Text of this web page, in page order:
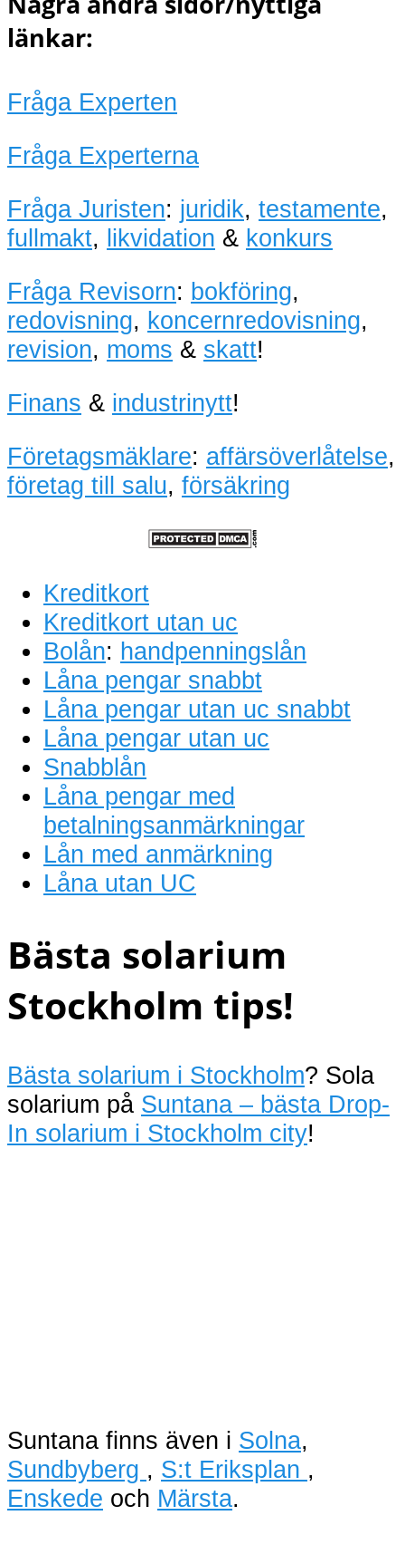
länkar:
Fråga Experten
Fråga Experterna
Fråga Juristen: juridik, testamente,
fullmakt, likvidation & konkurs
Fråga Revisorn: bokföring,
redovisning, koncernredovisning,
revision, moms & skatt!
Finans & industrinytt!
Företagsmäklare: affärsöverlåtelse,
företag till salu, försäkring
Kreditkort
Kreditkort utan uc
Bolån: handpenningslån
Låna pengar snabbt
Låna pengar utan uc snabbt
Låna pengar utan uc
Snabblån
Låna pengar med
betalningsanmärkningar
Lån med anmärkning
Låna utan UC
Bästa solarium
Stockholm tips!
Bästa solarium i Stockholm? Sola
solarium på Suntana – bästa Drop-
In solarium i Stockholm city!
Suntana finns även i Solna,
Sundbyberg , S:t Eriksplan ,
Enskede och Märsta.